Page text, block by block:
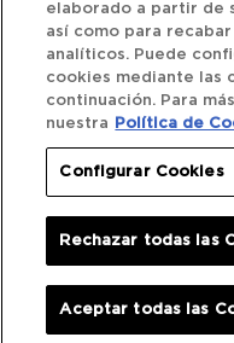
Iberocar ©
elaborado a partir de
así como para
analíticos. Puede
cookies mediante las
continuación. Para
nuestra
Política de
Configurar Cookies
Rechazar todas las
Aceptar todas las